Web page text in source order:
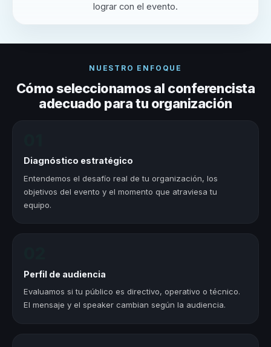
lograr con el evento.
NUESTRO ENFOQUE
Cómo seleccionamos al conferencista
adecuado para tu organización
Diagnóstico estratégico
Entendemos el desafío real de tu organización, los
objetivos del evento y el momento que atraviesa tu
equipo.
Perfil de audiencia
Evaluamos si tu público es directivo, operativo o técnico.
El mensaje y el speaker cambian según la audiencia.